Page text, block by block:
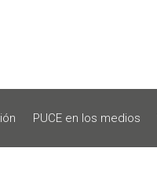
PUCE en los medios